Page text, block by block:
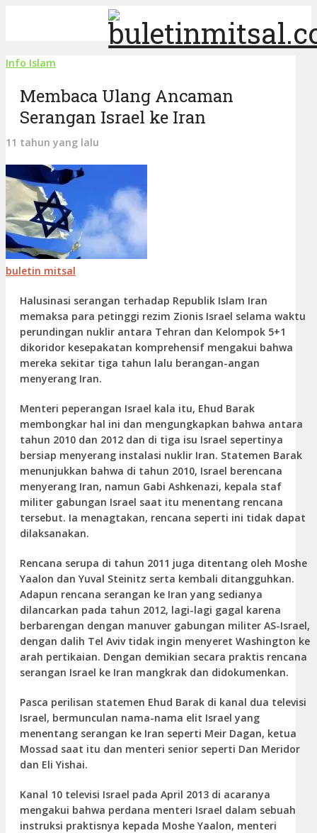
Info Islam
Membaca Ulang Ancaman
Serangan Israel ke Iran
11 tahun yang lalu
buletin mitsal
Halusinasi serangan terhadap Republik Islam Iran
memaksa para petinggi rezim Zionis Israel selama waktu
perundingan nuklir antara Tehran dan Kelompok 5+1
dikoridor kesepakatan komprehensif mengakui bahwa
mereka sekitar tiga tahun lalu berangan-angan
menyerang Iran.
Menteri peperangan Israel kala itu, Ehud Barak
membongkar hal ini dan mengungkapkan bahwa antara
tahun 2010 dan 2012 dan di tiga isu Israel sepertinya
bersiap menyerang instalasi nuklir Iran. Statemen Barak
menunjukkan bahwa di tahun 2010, Israel berencana
menyerang Iran, namun Gabi Ashkenazi, kepala staf
militer gabungan Israel saat itu menentang rencana
tersebut. Ia menagtakan, rencana seperti ini tidak dapat
dilaksanakan.
Rencana serupa di tahun 2011 juga ditentang oleh Moshe
Yaalon dan Yuval Steinitz serta kembali ditangguhkan.
Adapun rencana serangan ke Iran yang sedianya
dilancarkan pada tahun 2012, lagi-lagi gagal karena
berbarengan dengan manuver gabungan militer AS-Israel,
dengan dalih Tel Aviv tidak ingin menyeret Washington ke
arah pertikaian. Dengan demikian secara praktis rencana
serangan Israel ke Iran mangkrak dan didokumenkan.
Pasca perilisan statemen Ehud Barak di kanal dua televisi
Israel, bermunculan nama-nama elit Israel yang
menentang serangan ke Iran seperti Meir Dagan, ketua
Mossad saat itu dan menteri senior seperti Dan Meridor
dan Eli Yishai.
Kanal 10 televisi Israel pada April 2013 di acaranya
mengakui bahwa perdana menteri Israel dalam sebuah
instruksi praktisnya kepada Moshe Yaalon, menteri